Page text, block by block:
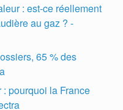
: est-ce réellement
au gaz ? -
65 % des
pourquoi la France